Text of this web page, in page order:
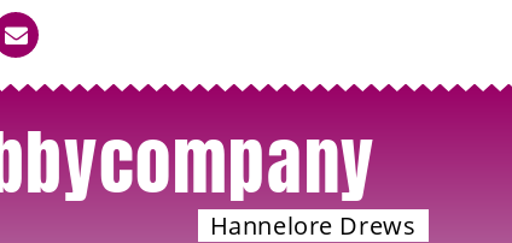
Hannelore Drews